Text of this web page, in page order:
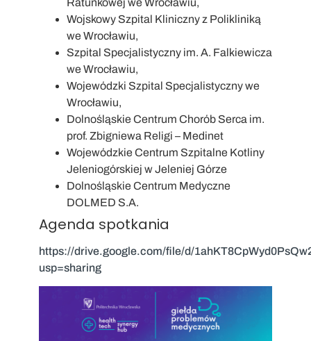
Wojskowy Szpital Kliniczny z Polikliniką
we Wrocławiu,
Szpital Specjalistyczny im. A. Falkiewicza
we Wrocławiu,
Wojewódzki Szpital Specjalistyczny we
Wrocławiu,
Dolnośląskie Centrum Chorób Serca im.
prof. Zbigniewa Religi – Medinet
Wojewódzkie Centrum Szpitalne Kotliny
Jeleniogórskiej w Jeleniej Górze
Dolnośląskie Centrum Medyczne
DOLMED S.A.
Agenda spotkania
https://drive.google.com/file/d/
usp=sharing